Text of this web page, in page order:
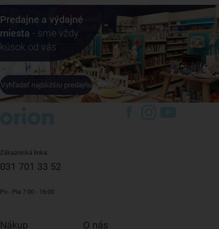
Predajne a výdajné
miesta - sme vždy
kúsok od vás
Vyhľadať najbližšiu predajňu
Zákaznická linka:
031 701 33 52
Po - Pia 7:00 - 16:00
Nákup O nás